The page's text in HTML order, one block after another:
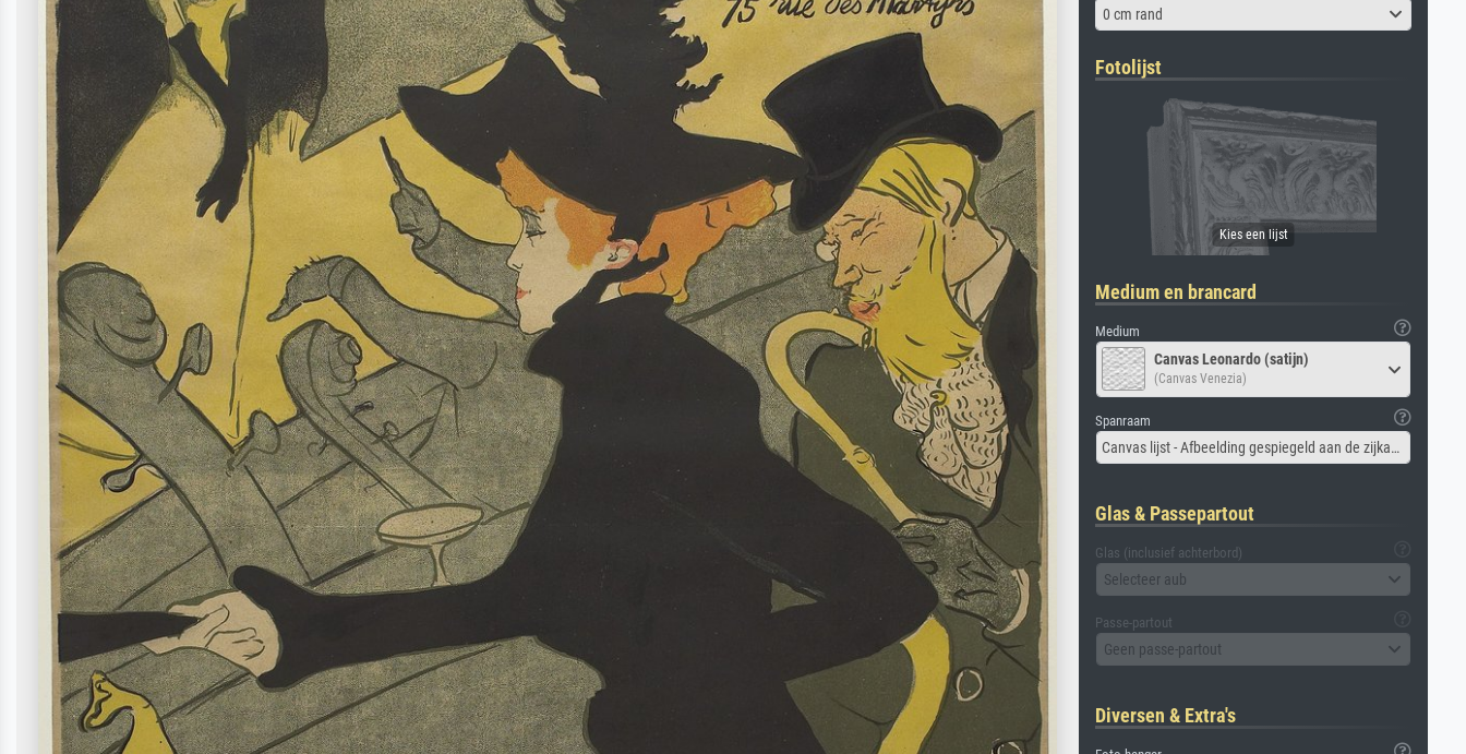
0 cm rand
Fotolijst
Medium en brancard
Medium
Canvas Leonardo (satijn)
(Canvas Venezia)
Spanraam
Canvas lijst - Afbeelding gespiegeld aan de zijkant
Glas & Passepartout
Glas (inclusief achterbord)
Selecteer aub
Passe-partout
Geen passe-partout
Diversen & Extra's